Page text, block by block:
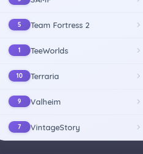
5 Team Fortress 2
1 TeeWorlds
10 Terraria
9 Valheim
7 VintageStory